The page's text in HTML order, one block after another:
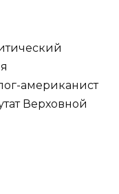
американист
Верховной